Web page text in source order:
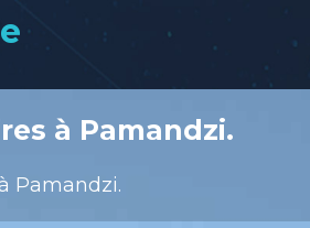
à Pamandzi.
Pamandzi.